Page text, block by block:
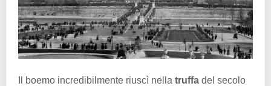
Il boemo incredibilmente riuscì nella truffa del secolo